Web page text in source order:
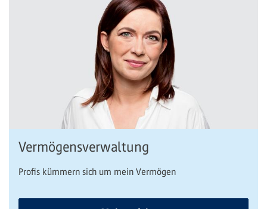
Vermögensverwaltung
Profis kümmern sich um mein Vermögen